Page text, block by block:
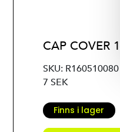
CAP COVER
SKU: R160510080
7 SEK
Finns i lager